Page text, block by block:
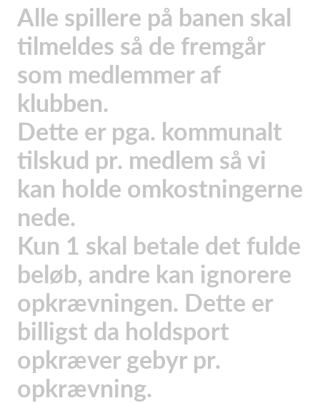
Alle spillere på banen skal
tilmeldes så de fremgår
som medlemmer af
klubben.
Dette er pga. kommunalt
tilskud pr. medlem så vi
kan holde omkostningerne
nede.
Kun 1 skal betale det fulde
beløb, andre kan ignorere
opkrævningen. Dette er
billigst da holdsport
opkræver gebyr pr.
opkrævning.